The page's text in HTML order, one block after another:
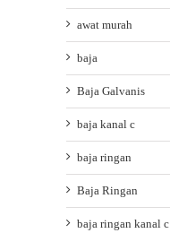
awat murah
baja
Baja Galvanis
baja kanal c
baja ringan
Baja Ringan
baja ringan kanal c